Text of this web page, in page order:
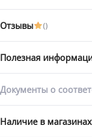
Премиальная
символов русской
правилами
вкусной и
исключительно
Отзывы ()
Полезная
Статьи с товаром
Документы о
Наличие в магазинах